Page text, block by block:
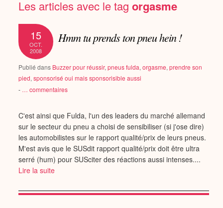
Les articles avec le tagorgasme
15
OCT.
2008
Hmm tu prends ton pneu hein !
Publié dans Buzzer pour réussir,pneus fulda,orgasme,prendre son
pied,sponsorisé oui mais sponsorisible aussi
- … commentaires
C'est ainsi que Fulda, l'un des leaders du marché allemand
sur le secteur du pneu a choisi de sensibiliser (si j'ose dire)
les automobilistes sur le rapport qualité/prix de leurs pneus.
M'est avis que le SUSdit rapport qualité/prix doit être ultra
serré (hum) pour SUSciter des réactions aussi intenses....
Lire la suite